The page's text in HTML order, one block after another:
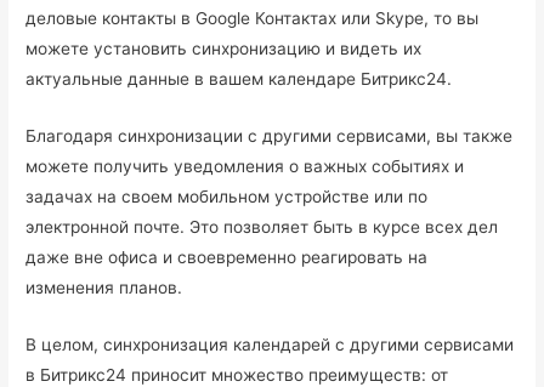
деловые контакты в Google Контактах или Skype, то вы
можете установить синхронизацию и видеть их
актуальные данные в вашем календаре Битрикс24.
Благодаря синхронизации с другими сервисами, вы также
можете получить уведомления о важных событиях и
задачах на своем мобильном устройстве или по
электронной почте. Это позволяет быть в курсе всех дел
даже вне офиса и своевременно реагировать на
изменения планов.
В целом, синхронизация календарей с другими сервисами
в Битрикс24 приносит множество преимуществ: от